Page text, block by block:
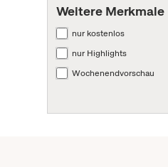
Weitere Merkmale
nur kostenlos
nur Highlights
Wochenendvorschau